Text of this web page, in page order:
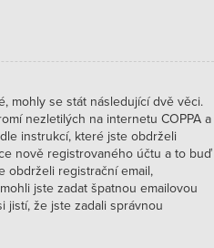
mohly se stát následující dvě věci.
nezletilých na internetu COPPA a
instrukcí, které jste obdrželi
nově registrovaného účtu a to buď
obdrželi registrační email,
jste zadat špatnou emailovou
jistí, že jste zadali správnou